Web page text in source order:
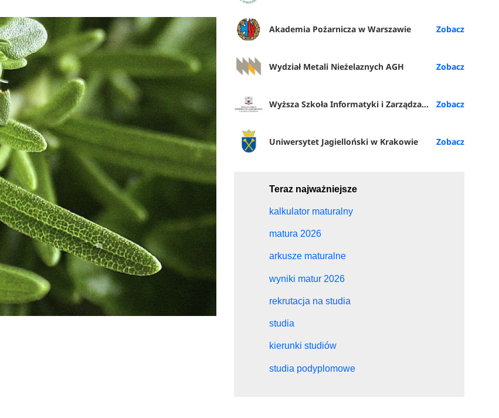
Akademia Pożarnicza w Warszawie
Wydział Metali Nieżelaznych AGH
Wyższa Szkoła Informatyki i Zarządzania z siedzibą w Rzeszowie
Uniwersytet Jagielloński w Krakowie
Teraz najważniejsze
kalkulator maturalny
matura 2026
arkusze maturalne
wyniki matur 2026
rekrutacja na studia
studia
kierunki studiów
studia podyplomowe